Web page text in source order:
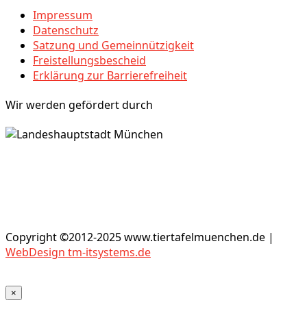
Impressum
Datenschutz
Satzung und Gemeinnützigkeit
Freistellungsbescheid
Erklärung zur Barrierefreiheit
Wir werden gefördert durch
Copyright ©2012-2025 www.tiertafelmuenchen.de |
WebDesign tm-itsystems.de
×